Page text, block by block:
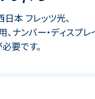
本 フレッツ光、
ナンバー・ディスプレ
要です。